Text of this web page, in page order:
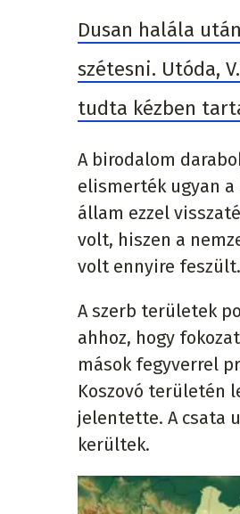
Dusan halála
szétesni. Utóda,
tudta kézben
A birodalom
elismerték ugyan
állam ezzel
volt, hiszen a
volt ennyire feszült.
A szerb területek
ahhoz, hogy
mások fegyverrel
Koszovó területén
jelentette. A csata
kerültek.